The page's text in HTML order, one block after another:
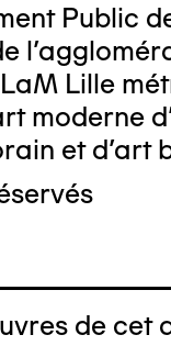
Public
Lille
moderne
et d’art
de cet